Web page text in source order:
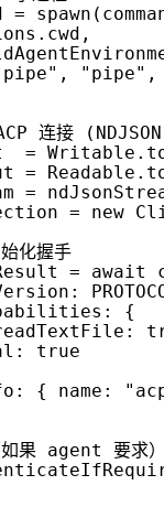
= spawn (
. cwd ,
, "pipe" ,
= Writable .
= Readable .
=
= new
= await
:
:
{
:
:
true
: { name :